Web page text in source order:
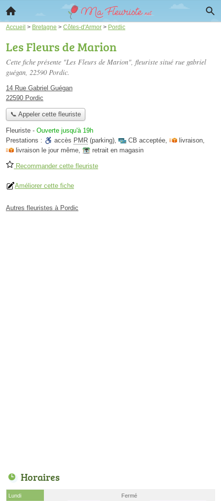
Accueil > Bretagne > Côtes-d'Armor > Pordic
Les Fleurs de Marion
Cette fiche présente "Les Fleurs de Marion", fleuriste situé rue gabriel
guégan, 22590 Pordic.
14 Rue Gabriel Guégan
22590 Pordic
📞 Appeler cette fleuriste
Fleuriste - Ouverte jusqu'à 19h
Prestations :
accès PMR (parking), CB acceptée, livraison,
livraison le jour même, retrait en magasin
Recommander cette fleuriste
Améliorer cette fiche
Autres fleuristes à Pordic
Horaires
Lundi
Fermé